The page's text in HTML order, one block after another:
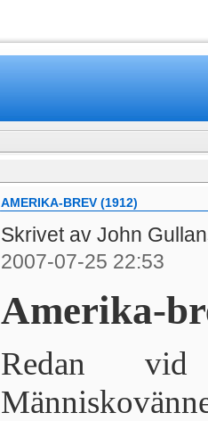
AMERIKA-BREV (1912)
Skrivet av John
2007-07-25 22:53
Amerika-
Redan vid